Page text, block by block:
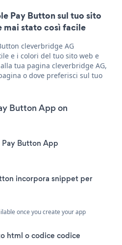
Pay Button sul tuo sito
mai stato così facile
cleverbridge AG
e i colori del tuo sito web e
tua pagina cleverbridge AG,
o dove preferisci sul tuo
Button App on
Button App
incorpora snippet per
once you create your app
html o codice codice